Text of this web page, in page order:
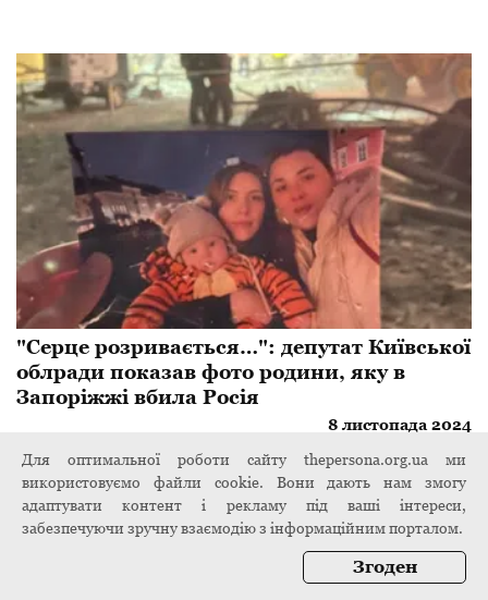
"Серце розривається…": депутат Київської
облради показав фото родини, яку в
Запоріжжі вбила Росія
8 листопада 2024
Для оптимальної роботи сайту thepersona.org.ua ми
використовуємо файли cookie. Вони дають нам змогу
адаптувати контент і рекламу під ваші інтереси,
забезпечуючи зручну взаємодію з інформаційним порталом.
Згоден